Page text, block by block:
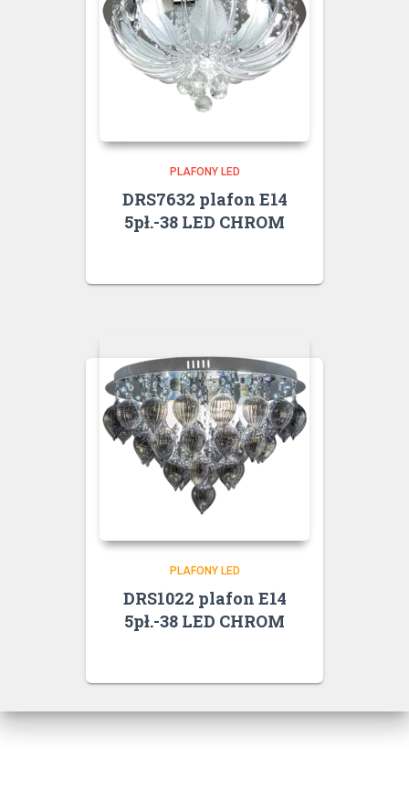
PLAFONY LED
DRS7632 plafon E14
5pł.-38 LED CHROM
PLAFONY LED
DRS1022 plafon E14
5pł.-38 LED CHROM